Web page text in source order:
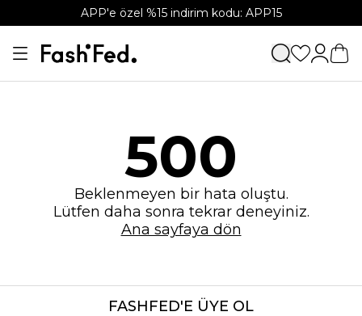
APP'e özel %15 indirim kodu: APP15
500
Beklenmeyen bir hata oluştu.
Lütfen daha sonra tekrar deneyiniz.
Ana sayfaya dön
FASHFED'E ÜYE OL